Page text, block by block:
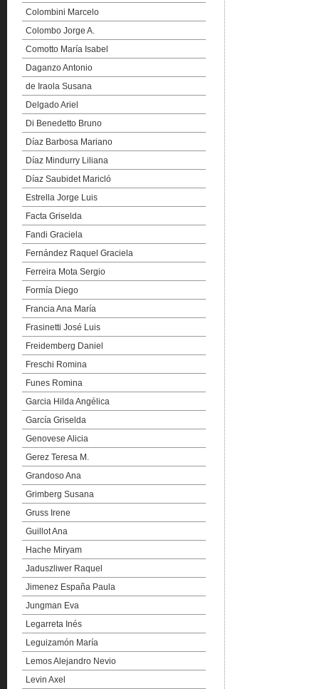
Colombini Marcelo
Colombo Jorge A.
Comotto María Isabel
Daganzo Antonio
de Iraola Susana
Delgado Ariel
Di Benedetto Bruno
Díaz Barbosa Mariano
Díaz Mindurry Liliana
Díaz Saubidet Maricló
Estrella Jorge Luis
Facta Griselda
Fandi Graciela
Fernández Raquel Graciela
Ferreira Mota Sergio
Formía Diego
Francia Ana María
Frasinetti José Luis
Freidemberg Daniel
Freschi Romina
Funes Romina
Garcia Hilda Angélica
García Griselda
Genovese Alicia
Gerez Teresa M.
Grandoso Ana
Grimberg Susana
Gruss Irene
Guillot Ana
Hache Miryam
Jaduszliwer Raquel
Jimenez España Paula
Jungman Eva
Legarreta Inés
Leguizamón María
Lemos Alejandro Nevio
Levin Axel